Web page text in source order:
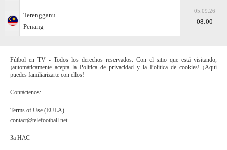
Terengganu
Penang
05.09.26
08:00
Fútbol en TV - Todos los derechos reservados. Con el sitio que está visitando,
¡automáticamente acepta la Política de privacidad y la Política de cookies! ¡Aquí
puedes familiarizarte con ellos!
Contáctenos:
Terms of Use (EULA)
contact@telefootball.net
За НАС